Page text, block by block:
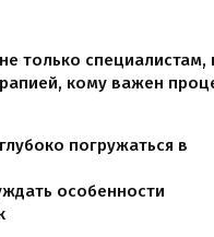
только специалистам,
кому важен
погружаться в
особенности